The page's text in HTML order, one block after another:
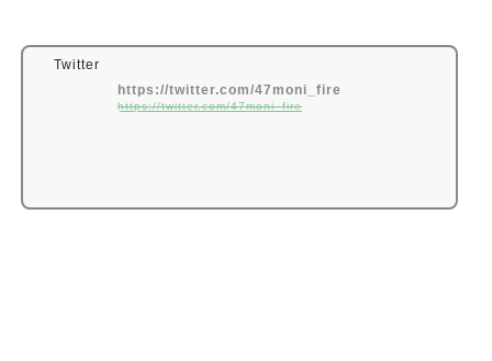
Twitter
https://twitter.com/47moni_fire
https://twitter.com/47moni_fire